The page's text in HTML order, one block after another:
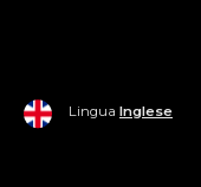
Lingua Inglese